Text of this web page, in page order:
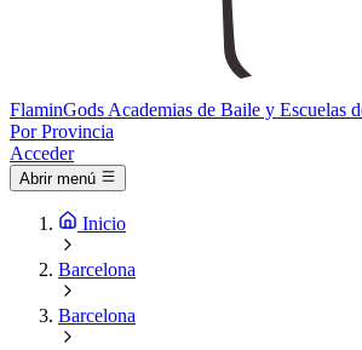
FlaminGods Academias de Baile y Escuelas
Por Provincia
Acceder
Abrir menú
Inicio
Barcelona
Barcelona